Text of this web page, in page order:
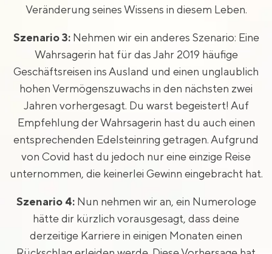
Veränderung seines Wissens in diesem Leben.
Szenario 3: Nehmen wir ein anderes Szenario: Eine
Wahrsagerin hat für das Jahr 2019 häufige
Geschäftsreisen ins Ausland und einen unglaublich
hohen Vermögenszuwachs in den nächsten zwei
Jahren vorhergesagt. Du warst begeistert! Auf
Empfehlung der Wahrsagerin hast du auch einen
entsprechenden Edelsteinring getragen. Aufgrund
von Covid hast du jedoch nur eine einzige Reise
unternommen, die keinerlei Gewinn eingebracht hat.
Szenario 4:Nun nehmen wir an, ein Numerologe
hätte dir kürzlich vorausgesagt, dass deine
derzeitige Karriere in einigen Monaten einen